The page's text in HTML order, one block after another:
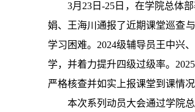
3月23日-25日，在学院总体
娟、王海川通报了近期课堂巡查
学习困难。2024级辅导员王中兴
学，并着力提升四级过级率。
严格核查并如实上报课堂到课情
本次系列动员大会通过学院